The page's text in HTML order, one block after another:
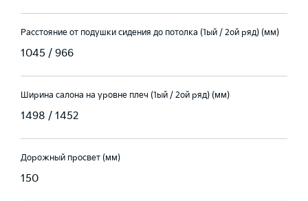
Расстояние от подушки сидения до потолка (1ый / 2ой ряд) (мм)
1045 / 966
Ширина салона на уровне плеч (1ый / 2ой ряд) (мм)
1498 / 1452
Дорожный просвет (мм)
150